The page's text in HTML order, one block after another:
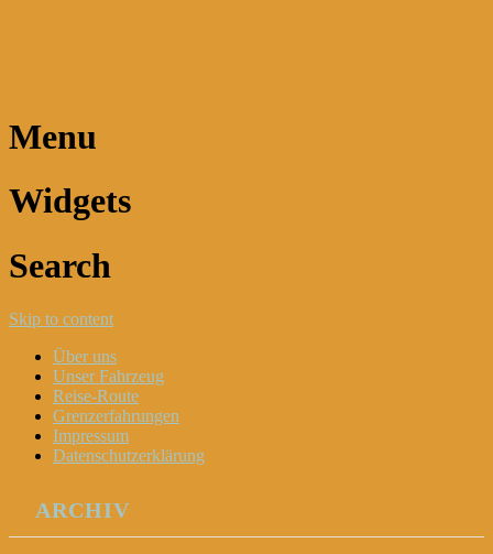
Menu
Widgets
Search
Skip to content
Über uns
Unser Fahrzeug
Reise-Route
Grenzerfahrungen
Impressum
Datenschutzerklärung
ARCHIV